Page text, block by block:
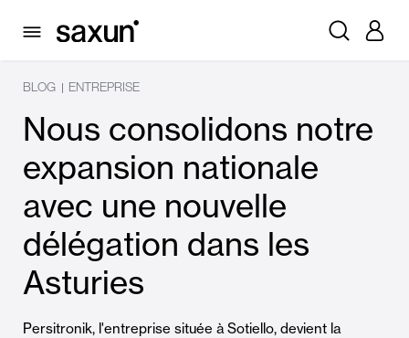
BLOG | ENTREPRISE
Nous consolidons notre
expansion nationale
avec une nouvelle
délégation dans les
Asturies
Persitronik, l'entreprise située à Sotiello, devient la